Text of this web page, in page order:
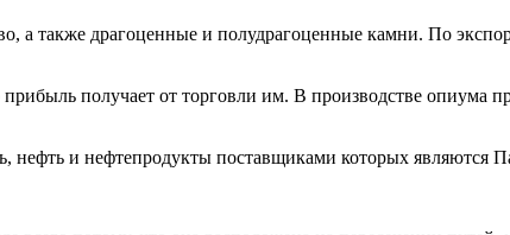
а также драгоценные и полудрагоценные камни. По
получает от торговли им. В производстве опиума
нефть и нефтепродукты поставщиками которых